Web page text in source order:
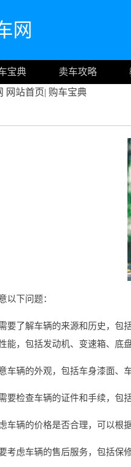
网
宝典 卖车攻略
网站首页| 购车宝典
以下问题：
要了解车辆的来源和历史，包
能，包括发动机、变速箱、底
车辆的外观，包括车身漆面、
要检查车辆的证件和手续，包
车辆的价格是否合理，可以根
考虑车辆的售后服务，包括保